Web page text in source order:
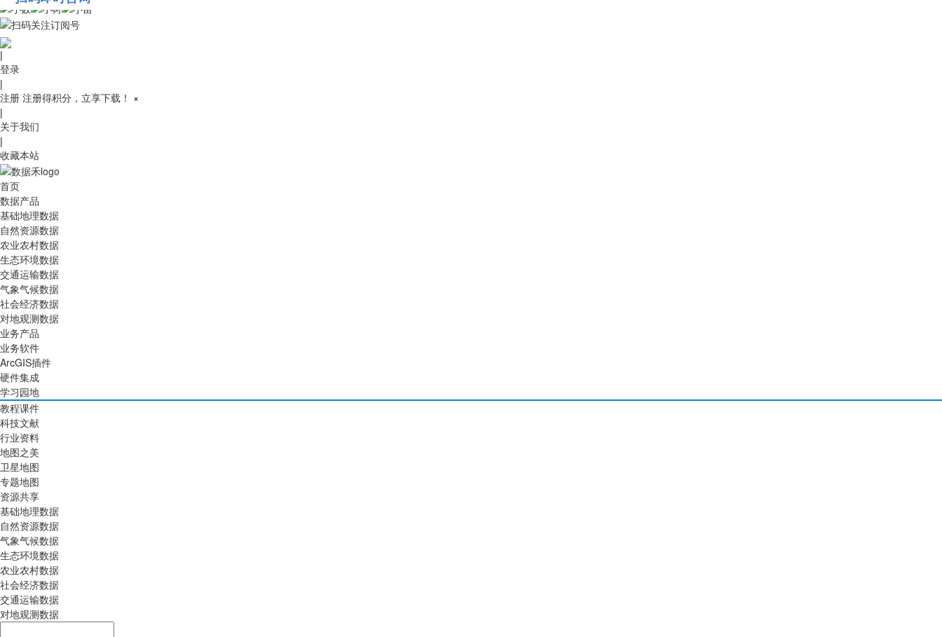
010-53689091
|
登录
|
注册 注册得积分，立享下载！ ×
|
关于我们
|
收藏本站
首页
数据产品
基础地理数据
自然资源数据
农业农村数据
生态环境数据
交通运输数据
气象气候数据
社会经济数据
对地观测数据
业务产品
业务软件
ArcGIS插件
硬件集成
学习园地
教程课件
科技文献
行业资料
地图之美
卫星地图
专题地图
资源共享
基础地理数据
自然资源数据
气象气候数据
生态环境数据
农业农村数据
社会经济数据
交通运输数据
对地观测数据